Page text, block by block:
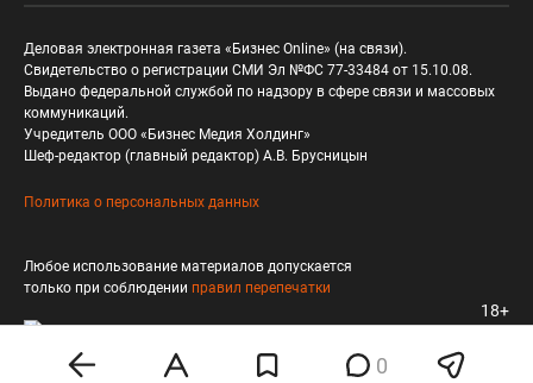
0
Деловая электронная газета «Бизнес Online» (на связи).
Свидетельство о регистрации СМИ Эл №ФС 77-33484 от 15.10.08.
Выдано федеральной службой по надзору в сфере связи и массовых
коммуникаций.
Учредитель ООО «Бизнес Медия Холдинг»
Шеф-редактор (главный редактор) А.В. Брусницын
Политика о персональных данных
Любое использование материалов допускается
только при соблюдении правил перепечатки
18+